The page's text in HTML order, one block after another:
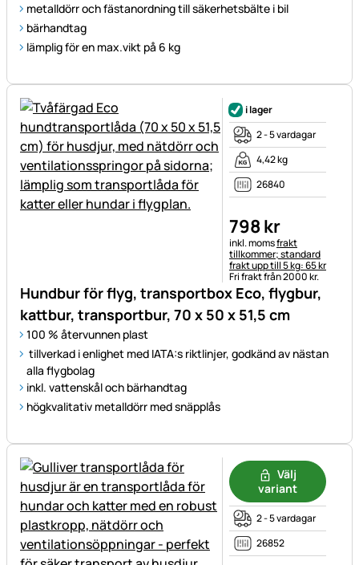
metalldörr och fästanordning till säkerhetsbälte i bil
bärhandtag
lämplig för en max.vikt på 6 kg
Hundbur för flyg, transportbox Eco, flygbur,
kattbur, transportbur, 70 x 50 x 51,5 cm
100 % återvunnen plast
tillverkad i enlighet med IATA:s riktlinjer, godkänd av nästan
alla flygbolag
inkl. vattenskål och bärhandtag
högkvalitativ metalldörr med snäpplås
i lager
2 - 5 vardagar
4,42 kg
26840
798kr
Skatteinformation:
inkl. momsfrakt
tillkommer; standard
frakt upp till 5 kg: 65 kr
Fri frakt från 2000 kr.
Välj
variant
2 - 5 vardagar
26852